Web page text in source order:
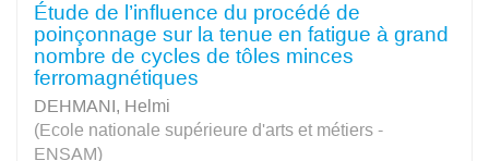
Étude de l’influence du procédé de
poinçonnage sur la tenue en fatigue à grand
nombre de cycles de tôles minces
ferromagnétiques
DEHMANI, Helmi
(Ecole nationale supérieure d'arts et métiers -
ENSAM)